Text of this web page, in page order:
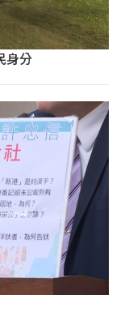
身分